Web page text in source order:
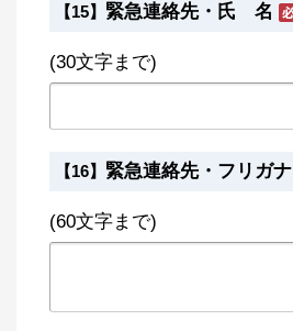
【15】 緊急連絡先・氏 名
(30文字まで)
【16】 緊急連絡先・フリガナ
(60文字まで)